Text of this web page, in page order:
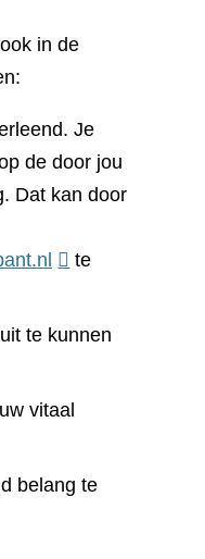
in de
Je
de door jou
Dat kan door
te
te kunnen
vitaal
belang te